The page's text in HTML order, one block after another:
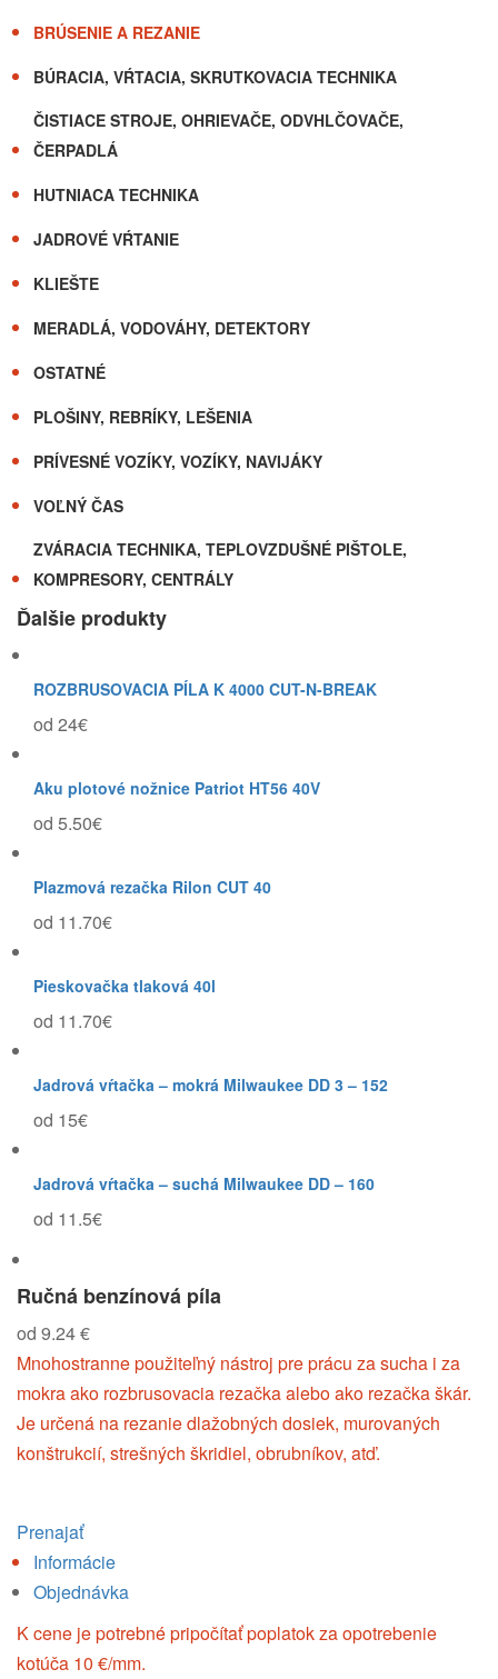
BRÚSENIE A REZANIE
BÚRACIA, VŔTACIA, SKRUTKOVACIA TECHNIKA
ČISTIACE STROJE, OHRIEVAČE, ODVHLČOVAČE,
ČERPADLÁ
HUTNIACA TECHNIKA
JADROVÉ VŔTANIE
KLIEŠTE
MERADLÁ, VODOVÁHY, DETEKTORY
OSTATNÉ
PLOŠINY, REBRÍKY, LEŠENIA
PRÍVESNÉ VOZÍKY, VOZÍKY, NAVIJÁKY
VOĽNÝ ČAS
ZVÁRACIA TECHNIKA, TEPLOVZDUŠNÉ PIŠTOLE,
KOMPRESORY, CENTRÁLY
Ďalšie produkty
ROZBRUSOVACIA PÍLA K 4000 CUT-N-BREAK
od 24€
Aku plotové nožnice Patriot HT56 40V
od 5.50€
Plazmová rezačka Rilon CUT 40
od 11.70€
Pieskovačka tlaková 40l
od 11.70€
Jadrová vŕtačka – mokrá Milwaukee DD 3 – 152
od 15€
Jadrová vŕtačka – suchá Milwaukee DD – 160
od 11.5€
Ručná benzínová píla
od 9.24 €
Mnohostranne použiteľný nástroj pre prácu za sucha i za
mokra ako rozbrusovacia rezačka alebo ako rezačka škár.
Je určená na rezanie dlažobných dosiek, murovaných
konštrukcií, strešných škridiel, obrubníkov, atď.
Prenajať
Informácie
Objednávka
K cene je potrebné pripočítať poplatok za opotrebenie
kotúča 10 €/mm.